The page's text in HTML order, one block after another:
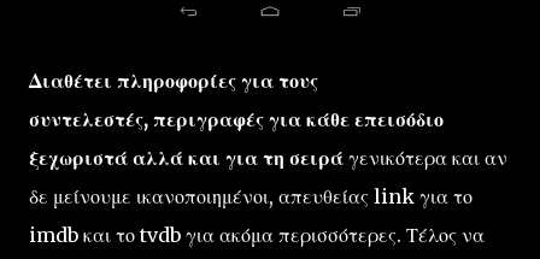
Διαθέτει πληροφορίες για τους
συντελεστές, περιγραφές για κάθε επεισόδιο
ξεχωριστά αλλά και για τη σειρά γενικότερα και αν
δε μείνουμε ικανοποιημένοι, απευθείας link για το
imdb και το tvdb για ακόμα περισσότερες. Τέλος να